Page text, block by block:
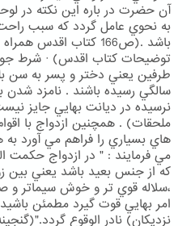
آن حضرت در باره اين نكته در
به نحوي عامل گردد كه سبب
باشد .(ص166 كتاب اقدس
توضيحات كتاب اقدس) · شرط
طرفين يعني دختر و پسر به سن
سالگي رسيده باشند . نامزد
ملحقات) . همچنين ازدواج با
هاي بسياري را فراهم مي آورد
مي فرمايند : " در ازدواج حكمت
كه از جنس بعيد باشد يعني بين
،سلاله قوي تر و خوش سيماتر
امر بهايي قوت گيرد مطمئن باشيد